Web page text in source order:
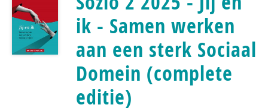
ik - Samen werken
aan een sterk Sociaal
Domein (complete
editie)